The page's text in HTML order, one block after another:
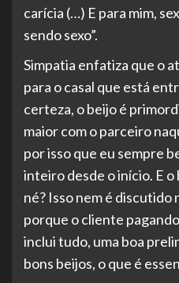
carícia (…) E para mim,
sendo sexo”.
Simpatia enfatiza que o
para o casal que está
certeza, o beijo é
maior com o parceiro
por isso que eu sempre
inteiro desde o início. E
né? Isso nem é discutido
porque o cliente
inclui tudo, uma boa
bons beijos, o que é